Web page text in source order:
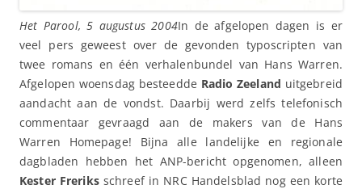
Het Parool, 5 augustus 2004In de afgelopen dagen is er
veel pers geweest over de gevonden typoscripten van
twee romans en één verhalenbundel van Hans Warren.
Afgelopen woensdag besteedde Radio Zeeland uitgebreid
aandacht aan de vondst. Daarbij werd zelfs telefonisch
commentaar gevraagd aan de makers van de Hans
Warren Homepage! Bijna alle landelijke en regionale
dagbladen hebben het ANP-bericht opgenomen, alleen
Kester Freriksschreef in NRC Handelsblad nog een korte